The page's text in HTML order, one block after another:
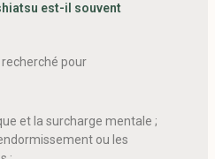
est-il souvent
pour
et la surcharge mentale ;
ou les